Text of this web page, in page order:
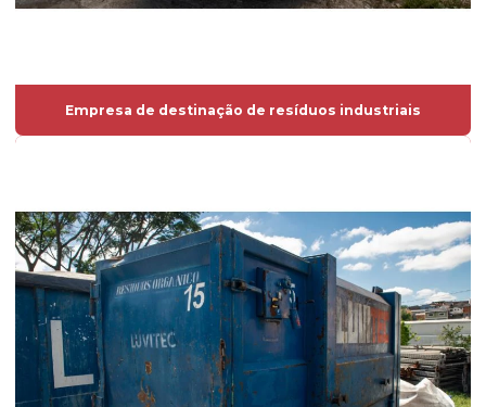
Empresa de destinação de resíduos industriais